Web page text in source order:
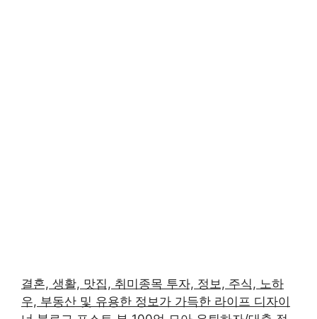
결혼, 생활, 맛집, 취미종목 투자, 정보, 주식, 노하
우, 부동산 및 유용한 정보가 가득한 라이프 디자이